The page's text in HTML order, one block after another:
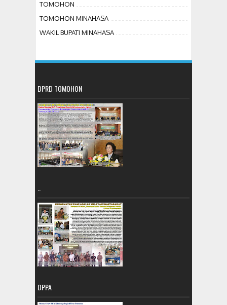
TOMOHON
TOMOHON MINAHASA
WAKIL BUPATI MINAHASA
DPRD TOMOHON
DPPA